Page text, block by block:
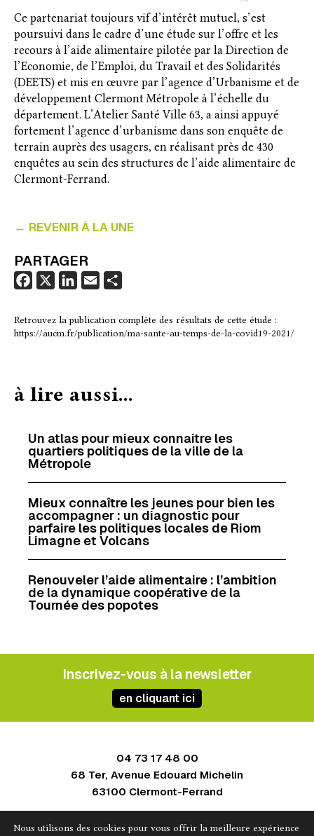
← REVENIR À LA UNE
PARTAGER
c
e
o
X
n
k
I
a
i
r
t
Retrouvez la publication complète des résultats de cette étude :
https://aucm.fr/publication/ma-sante-au-temps-de-la-covid19-2021/
Ce partenariat toujours vif d’intérêt mutuel, s’est
poursuivi dans le cadre d’une étude sur l’offre et les
recours à l’aide alimentaire pilotée par la Direction de
l’Economie, de l’Emploi, du Travail et des Solidarités
(DEETS) et mis en œuvre par l’agence d’Urbanisme et de
développement Clermont Métropole à l’échelle du
département. L’Atelier Santé Ville 63, a ainsi appuyé
fortement l’agence d’urbanisme dans son enquête de
terrain auprès des usagers, en réalisant près de 430
enquêtes au sein des structures de l’aide alimentaire de
Clermont-Ferrand.
à lire aussi...
Un atlas pour mieux connaitre les
quartiers politiques de la ville de la
Métropole
Mieux connaître les jeunes pour bien les
accompagner : un diagnostic pour
parfaire les politiques locales de Riom
Limagne et Volcans
Renouveler l’aide alimentaire : l’ambition
de la dynamique coopérative de la
Tournée des popotes
Inscrivez-vous à la newsletter
en cliquant ici
04 73 17 48 00
68 Ter, Avenue Edouard Michelin
63100 Clermont-Ferrand
Nous utilisons des cookies pour vous offrir la meilleure expérience